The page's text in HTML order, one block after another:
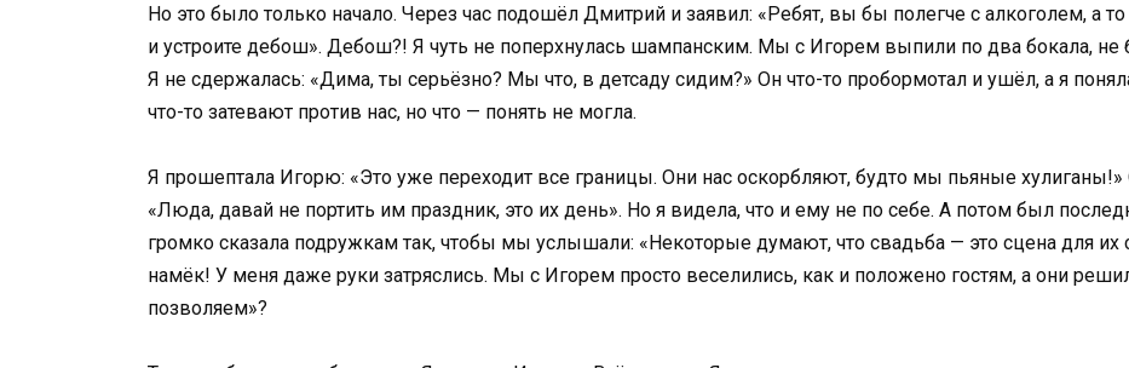
Но это было только начало. Через час подошёл Дмитрий и заявил: «Ребят, вы бы полегче с алкоголем, а
и устроите дебош». Дебош?! Я чуть не поперхнулась шампанским. Мы с Игорем выпили по два бокала, не
Я не сдержалась: «Дима, ты серьёзно? Мы что, в детсаду сидим?» Он что-то пробормотал и ушёл, а я
что-то затевают против нас, но что — понять не могла.
Я прошептала Игорю: «Это уже переходит все границы. Они нас оскорбляют, будто мы пьяные хулиганы!»
«Люда, давай не портить им праздник, это их день». Но я видела, что и ему не по себе. А потом был
громко сказала подружкам так, чтобы мы услышали: «Некоторые думают, что свадьба — это сцена для
намёк! У меня даже руки затряслись. Мы с Игорем просто веселились, как и положено гостям, а они
позволяем»?